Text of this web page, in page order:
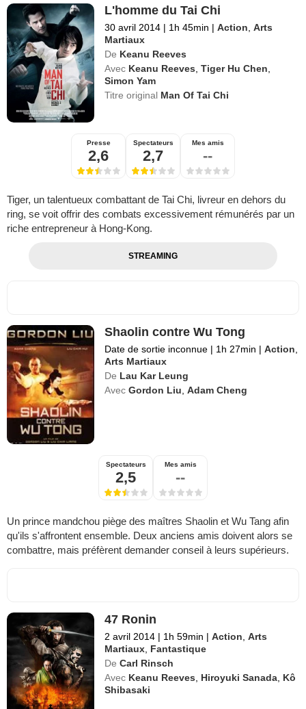
L'homme du Tai Chi
30 avril 2014 | 1h 45min | Action,Arts
Martiaux
De Keanu Reeves
Avec Keanu Reeves,Tiger Hu Chen,
Simon Yam
Titre original Man Of Tai Chi
Presse
2,6
Spectateurs
2,7
Mes amis
--
Tiger, un talentueux combattant de Tai Chi, livreur en dehors du
ring, se voit offrir des combats excessivement rémunérés par un
riche entrepreneur à Hong-Kong.
STREAMING
Shaolin contre Wu Tong
Date de sortie inconnue | 1h 27min | Action
Arts Martiaux
De Lau Kar Leung
Avec Gordon Liu ,Adam Cheng
Spectateurs
2,5
Mes amis
--
Un prince mandchou piège des maîtres Shaolin et Wu Tang afin
qu'ils s'affrontent ensemble. Deux anciens amis doivent alors se
combattre, mais préfèrent demander conseil à leurs supérieurs.
47 Ronin
2 avril 2014 | 1h 59min | Action,Arts
Martiaux, Fantastique
De Carl Rinsch
Avec Keanu Reeves, Hiroyuki Sanada, Kô
Shibasaki